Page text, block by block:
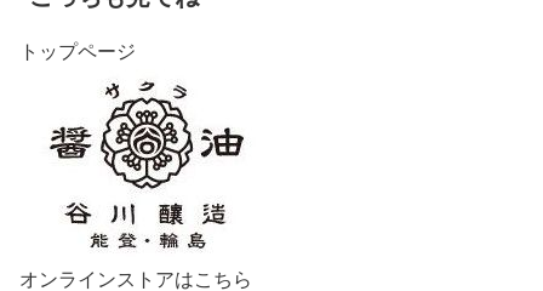
トップページ
オンラインストアはこちら